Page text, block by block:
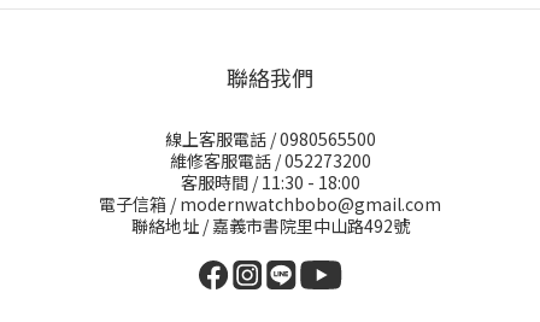
聯絡我們
線上客服電話 / 0980565500
維修客服電話 / 052273200
客服時間 / 11:30 - 18:00
電子信箱 / modernwatchbobo@gmail.com
聯絡地址 / 嘉義市書院里中山路492號